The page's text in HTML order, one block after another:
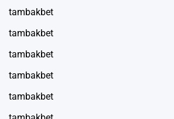
tambakbet
tambakbet
tambakbet
tambakbet
tambakbet